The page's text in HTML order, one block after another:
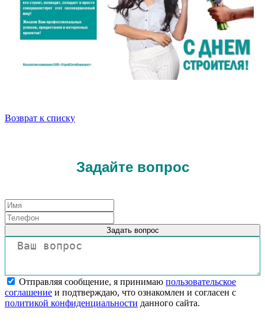
Возврат к списку
Задайте вопрос
Задать вопрос
Отправляя сообщение, я принимаю пользовательское
соглашение и подтверждаю, что ознакомлен и согласен с
политикой конфиденциальности данного сайта.